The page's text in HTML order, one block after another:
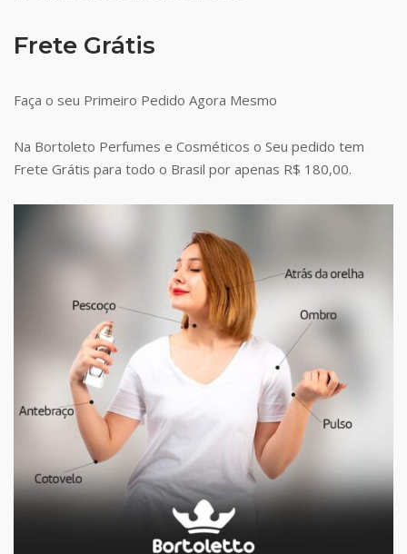
Frete Grátis
Faça o seu Primeiro Pedido Agora Mesmo
Na Bortoleto Perfumes e Cosméticos o Seu pedido tem
Frete Grátis para todo o Brasil por apenas R$ 180,00.